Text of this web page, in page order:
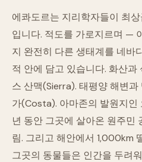
에콰도르는 지리학자들이 최상
입니다. 적도를 가로지르며 —
지 완전히 다른 생태계를 네바
적 안에 담고 있습니다. 화산과
스 산맥(Sierra). 태평양 해변과
가(Costa). 아마존의 발원지인
년 동안 그곳에 살아온 원주민
림. 그리고 해안에서 1,000km
그곳의 동물들은 인간을 두려